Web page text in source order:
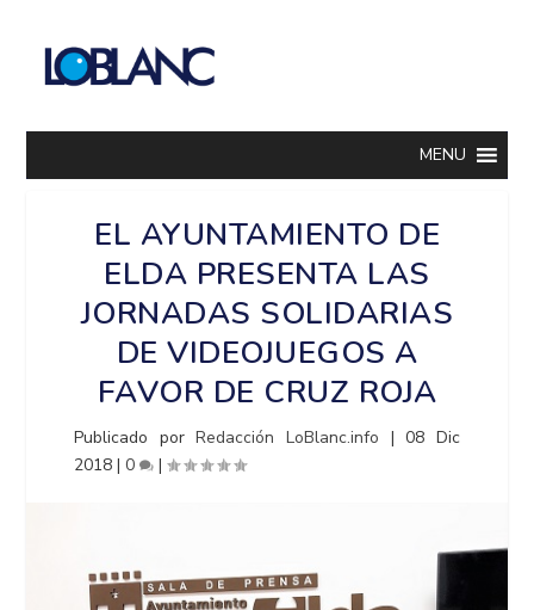
MENU
EL AYUNTAMIENTO DE
ELDA PRESENTA LAS
JORNADAS SOLIDARIAS
DE VIDEOJUEGOS A
FAVOR DE CRUZ ROJA
Publicado porRedacción LoBlanc.info |08 Dic
2018 |0 |